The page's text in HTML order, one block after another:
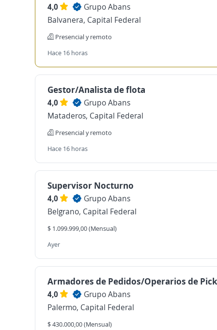
4,0
Grupo Abans
Balvanera, Capital Federal
Presencial y remoto
Hace 16 horas
Gestor/Analista de flota
4,0
Grupo Abans
Mataderos, Capital Federal
Presencial y remoto
Hace 16 horas
Supervisor Nocturno
4,0
Grupo Abans
Belgrano, Capital Federal
$ 1.099.999,00 (Mensual)
Ayer
Armadores de Pedidos/Operarios de
4,0
Grupo Abans
Palermo, Capital Federal
$ 430.000,00 (Mensual)